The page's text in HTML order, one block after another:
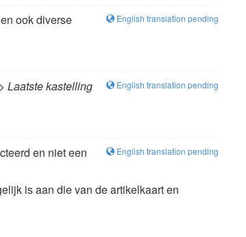
English translation pending
ook diverse
English translation pending
Laatste kastelling
English translation pending
en niet een
is aan die van de artikelkaart en